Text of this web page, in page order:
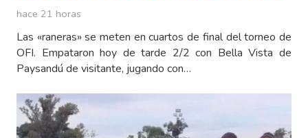
hace 21 horas
Las «raneras» se meten en cuartos de final del torneo de
OFI. Empataron hoy de tarde 2/2 con Bella Vista de
Paysandú de visitante, jugando con…